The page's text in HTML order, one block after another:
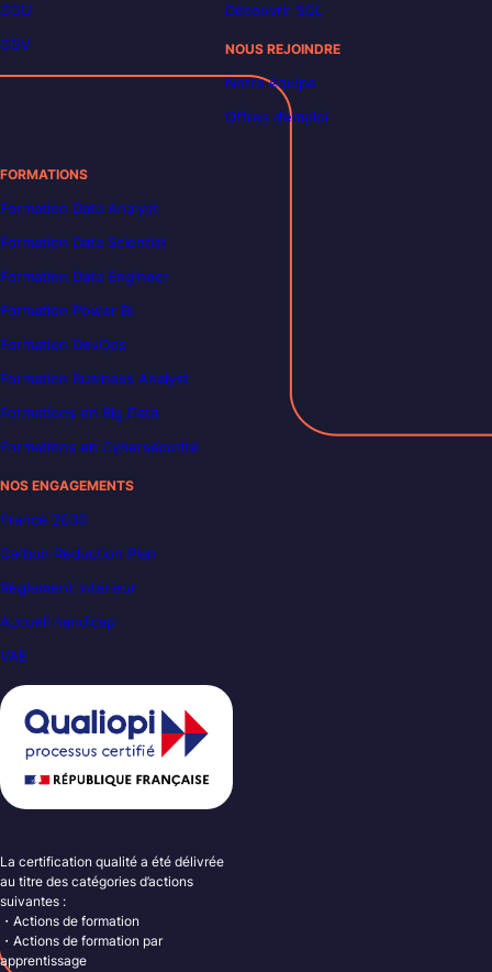
CGU
CGV
Découvrir SQL
NOUS REJOINDRE
Notre équipe
Offres d’emploi
FORMATIONS
Formation Data Analyst
Formation Data Scientist
Formation Data Engineer
Formation Power BI
Formation DevOps
Formation Business Analyst
Formations en Big Data
Formations en Cybersécurité
NOS ENGAGEMENTS
France 2030
Carbon Reduction Plan
Règlement intérieur
Accueil handicap
VAE
La certification qualité a été délivrée
au titre des catégories d’actions
suivantes :
・Actions de formation
・Actions de formation par
apprentissage